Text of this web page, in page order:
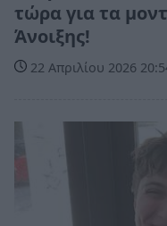
τώρα για τα
Άνοιξης!
22 Απριλίου 2026